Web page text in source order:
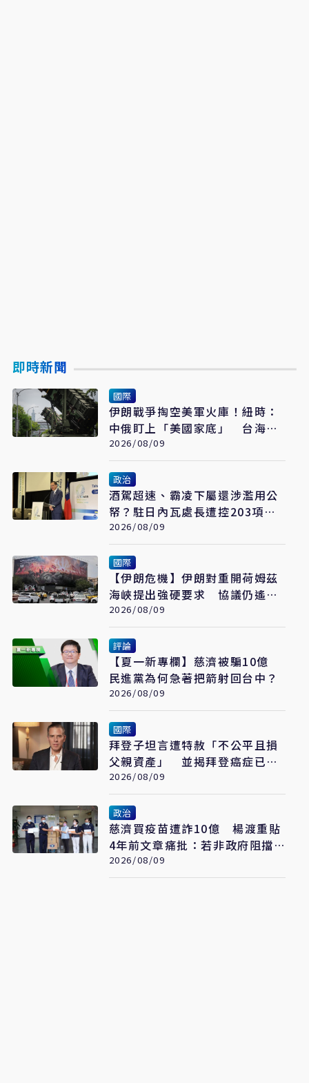
即時新聞
國際
伊朗戰爭掏空美軍火庫！紐時：
中俄盯上「美國家底」 台海戰
力恐成最大受害者
2026/08/09
政治
酒駕超速、霸凌下屬還涉濫用公
帑？駐日內瓦處長遭控203項爭
議 外交部啟動調查
2026/08/09
國際
【伊朗危機】伊朗對重開荷姆茲
海峽提出強硬要求 協議仍遙不
可及
2026/08/09
評論
【夏一新專欄】慈濟被騙10億
民進黨為何急著把箭射回台中？
2026/08/09
國際
拜登子坦言遭特赦「不公平且損
父親資產」 並揭拜登癌症已擴
散至骨骼
2026/08/09
政治
慈濟買疫苗遭詐10億 楊渡重貼
4年前文章痛批：若非政府阻擋
會這樣嗎？
2026/08/09